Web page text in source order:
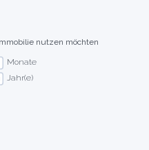
nutzen möchten
Monate
Jahr(e)